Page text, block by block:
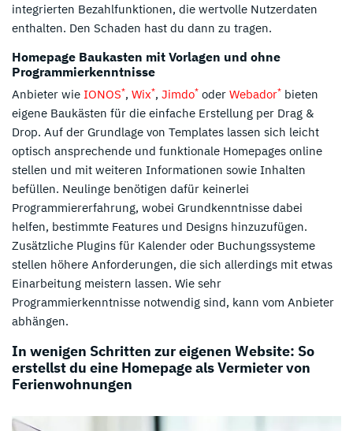
integrierten Bezahlfunktionen, die wertvolle Nutzerdaten
enthalten. Den Schaden hast du dann zu tragen.
Homepage Baukasten mit Vorlagen und ohne
Programmierkenntnisse
Anbieter wie IONOS*, Wix*, Jimdo* oder Webador* bieten
eigene Baukästen für die einfache Erstellung per Drag &
Drop. Auf der Grundlage von Templates lassen sich leicht
optisch ansprechende und funktionale Homepages online
stellen und mit weiteren Informationen sowie Inhalten
befüllen. Neulinge benötigen dafür keinerlei
Programmiererfahrung, wobei Grundkenntnisse dabei
helfen, bestimmte Features und Designs hinzuzufügen.
Zusätzliche Plugins für Kalender oder Buchungssysteme
stellen höhere Anforderungen, die sich allerdings mit etwas
Einarbeitung meistern lassen. Wie sehr
Programmierkenntnisse notwendig sind, kann vom Anbieter
abhängen.
In wenigen Schritten zur eigenen Website: So
erstellst du eine Homepage als Vermieter von
Ferienwohnungen